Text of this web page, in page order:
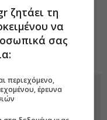
την Ιαπωνία
από τον διπλό
ζητάει τη
να
σας
περιεχόμενο,
έρευνα